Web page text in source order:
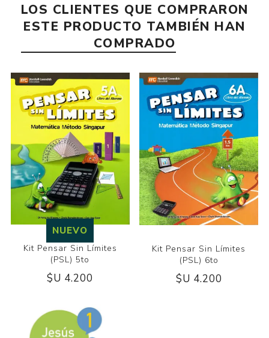
LOS CLIENTES QUE COMPRARON
ESTE PRODUCTO TAMBIÉN HAN
COMPRADO
NUEVO
Kit Pensar Sin Límites
(PSL) 5to
$U 4.200
Kit Pensar Sin Límites
(PSL) 6to
$U 4.200